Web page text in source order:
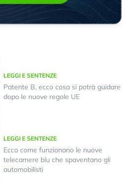
LEGGI E SENTENZE
Patente B, ecco cosa si potrà guidare
dopo le nuove regole UE
LEGGI E SENTENZE
Ecco come funzionano le nuove
telecamere blu che spaventano gli
automobilisti